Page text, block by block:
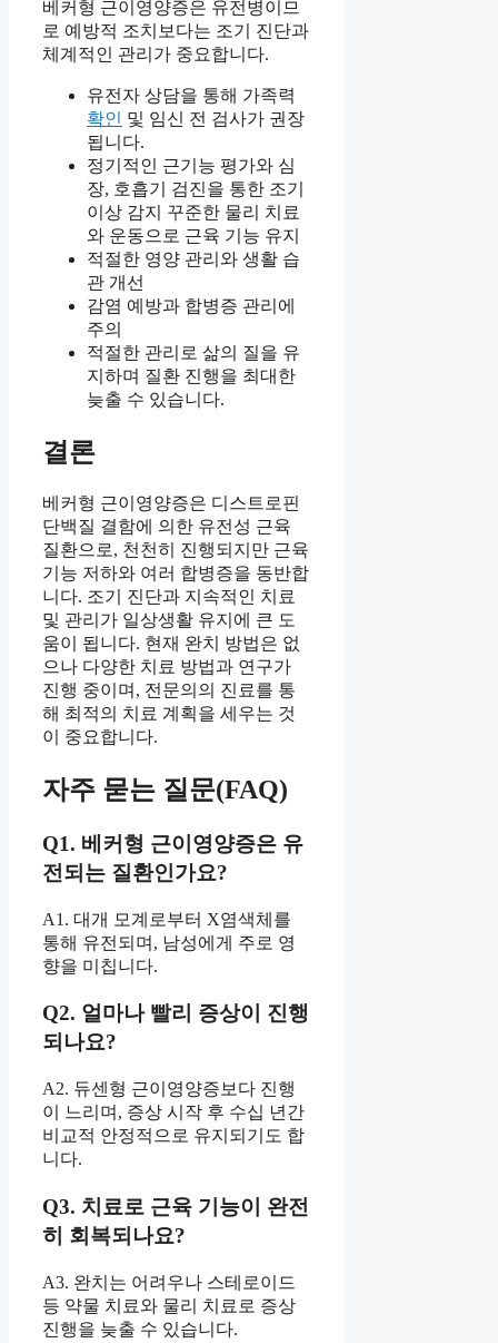
베커형 근이영양증은 유전병이므
로 예방적 조치보다는 조기 진단과
체계적인 관리가 중요합니다.
유전자 상담을 통해 가족력
확인 및 임신 전 검사가 권장
됩니다.
정기적인 근기능 평가와 심
장, 호흡기 검진을 통한 조기
이상 감지 꾸준한 물리 치료
와 운동으로 근육 기능 유지
적절한 영양 관리와 생활 습
관 개선
감염 예방과 합병증 관리에
주의
적절한 관리로 삶의 질을 유
지하며 질환 진행을 최대한
늦출 수 있습니다.
결론
베커형 근이영양증은 디스트로핀
단백질 결함에 의한 유전성 근육
질환으로, 천천히 진행되지만 근육
기능 저하와 여러 합병증을 동반합
니다. 조기 진단과 지속적인 치료
및 관리가 일상생활 유지에 큰 도
움이 됩니다. 현재 완치 방법은 없
으나 다양한 치료 방법과 연구가
진행 중이며, 전문의의 진료를 통
해 최적의 치료 계획을 세우는 것
이 중요합니다.
자주 묻는 질문(FAQ)
Q1. 베커형 근이영양증은 유
전되는 질환인가요?
A1. 대개 모계로부터 X염색체를
통해 유전되며, 남성에게 주로 영
향을 미칩니다.
Q2. 얼마나 빨리 증상이 진행
되나요?
A2. 듀센형 근이영양증보다 진행
이 느리며, 증상 시작 후 수십 년간
비교적 안정적으로 유지되기도 합
니다.
Q3. 치료로 근육 기능이 완전
히 회복되나요?
A3. 완치는 어려우나 스테로이드
등 약물 치료와 물리 치료로 증상
진행을 늦출 수 있습니다.